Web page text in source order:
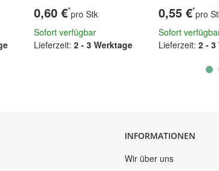
0,60 €*pro Stk
Sofort verfügbar
Lieferzeit: 2 - 3 Werktage
0,55 €*pro
Sofort
Lieferzeit: 2 - 3
INFORMATIONEN
Wir über uns